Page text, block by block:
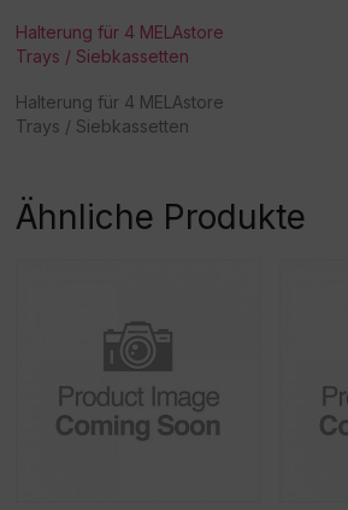
Halterung für 4 MELAstore
Trays / Siebkassetten
Halterung für 4 MELAstore
Trays / Siebkassetten
Ähnliche Produkte